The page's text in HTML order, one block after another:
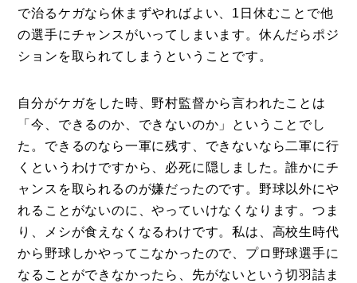
で治るケガなら休まずやればよい、1日休むことで他
の選手にチャンスがいってしまいます。休んだらポジ
ションを取られてしまうということです。
自分がケガをした時、野村監督から言われたことは
「今、できるのか、できないのか」ということでし
た。できるのなら一軍に残す、できないなら二軍に行
くというわけですから、必死に隠しました。誰かにチ
ャンスを取られるのが嫌だったのです。野球以外にや
れることがないのに、やっていけなくなります。つま
り、メシが食えなくなるわけです。私は、高校生時代
から野球しかやってこなかったので、プロ野球選手に
なることができなかったら、先がないという切羽詰ま